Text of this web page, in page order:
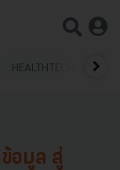
HEALTHTECH
อมูล สู่